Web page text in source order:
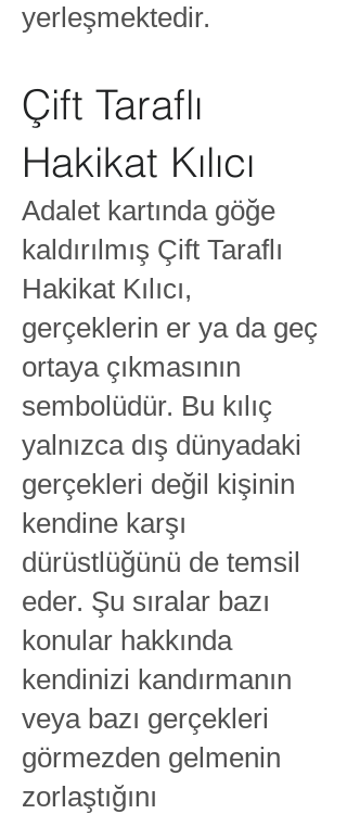
yerleşmektedir.
Çift Taraflı
Hakikat Kılıcı
Adalet kartında göğe
kaldırılmış Çift Taraflı
Hakikat Kılıcı,
gerçeklerin er ya da geç
ortaya çıkmasının
sembolüdür. Bu kılıç
yalnızca dış dünyadaki
gerçekleri değil kişinin
kendine karşı
dürüstlüğünü de temsil
eder. Şu sıralar bazı
konular hakkında
kendinizi kandırmanın
veya bazı gerçekleri
görmezden gelmenin
zorlaştığını